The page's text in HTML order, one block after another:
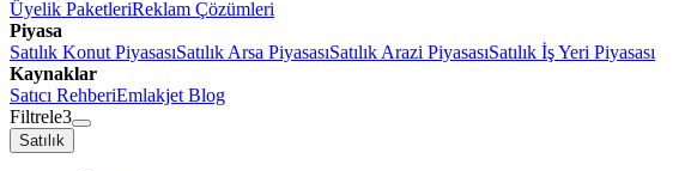
Üyelik PaketleriReklam Çözümleri
Piyasa
Satılık Konut PiyasasıSatılık Arsa PiyasasıSatılık Arazi PiyasasıSatılık İş Yeri Piyasası
Kaynaklar
Satıcı RehberiEmlakjet Blog
Filtrele3
Satılık